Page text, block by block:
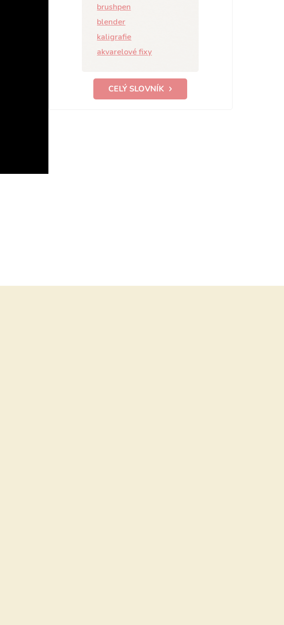
brushpen
blender
kaligrafie
akvarelové fixy
CELÝ SLOVNÍK